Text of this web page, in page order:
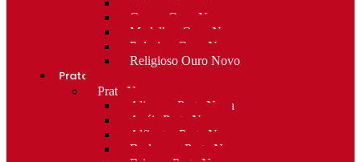
Colares Ouro Novo
Cruzes Ouro Novo
Medalhas Ouro Novo
Pulseiras Ouro Novo
Religioso Ouro Novo
Prata
Prata Nova
Alianças Prata Nova
Anéis Prata Nova
Alfinetes Prata Nova
Berloques Prata Nova